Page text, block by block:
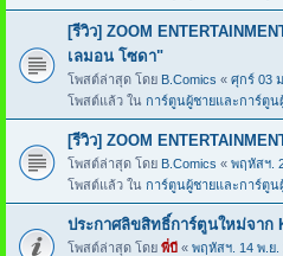
[รีวิว] ZOOM
เลมอน โซดา"
โพสต์ล่าสุด โดย B.Comics « ศุกร์ 03
โพสต์แล้ว ใน การ์ตูนผู้ชายและการ์ตูน
[รีวิว] ZOOM
โพสต์ล่าสุด โดย B.Comics « พฤหัสฯ.
โพสต์แล้ว ใน การ์ตูนผู้ชายและการ์ตูน
ประกาศลิขสิทธิ์การ์ตูนใหม่จาก
โพสต์ล่าสุด โดย พี่บี « พฤหัสฯ. 14 พ.ย.